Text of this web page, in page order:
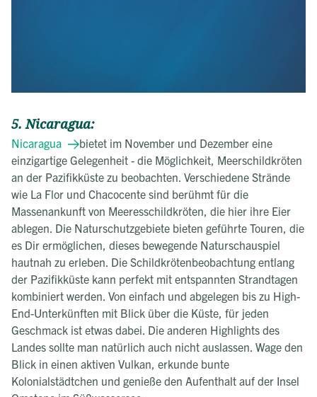
5. Nicaragua:
Nicaragua
bietet im November und Dezember eine
einzigartige Gelegenheit - die Möglichkeit, Meerschildkröten
an der Pazifikküste zu beobachten. Verschiedene Strände
wie La Flor und Chacocente sind berühmt für die
Massenankunft von Meeresschildkröten, die hier ihre Eier
ablegen. Die Naturschutzgebiete bieten geführte Touren, die
es Dir ermöglichen, dieses bewegende Naturschauspiel
hautnah zu erleben. Die Schildkrötenbeobachtung entlang
der Pazifikküste kann perfekt mit entspannten Strandtagen
kombiniert werden. Von einfach und abgelegen bis zu High-
End-Unterkünften mit Blick über die Küste, für jeden
Geschmack ist etwas dabei. Die anderen Highlights des
Landes sollte man natürlich auch nicht auslassen. Wage den
Blick in einen aktiven Vulkan, erkunde bunte
Kolonialstädtchen und genieße den Aufenthalt auf der Insel